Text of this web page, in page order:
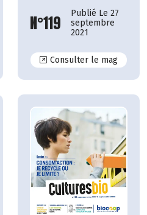
N°119
Publié Le 27
septembre
2021
Consulter le magN°119